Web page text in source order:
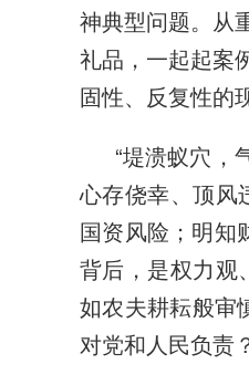
神典型问题。从
礼品，一起起案
固性、反复性的
“堤溃蚁穴，
心存侥幸、顶风
国资风险；明
背后，是权力观
如农夫耕耘般审
对党和人民负责